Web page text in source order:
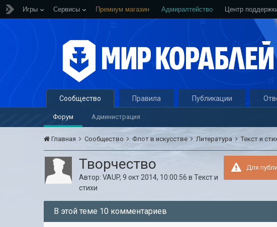
Игры Сервисы Премиум магазин Адмиралтейство Центр
Сообщество
Форум Администрация
Правила Публикации
Главная Сообщество Флот в искусстве Литература Текст и
Для
Творчество
Автор:VAUP,9 окт 2014, 10:00:56 вТекст и
стихи
В этой теме 10 комментариев